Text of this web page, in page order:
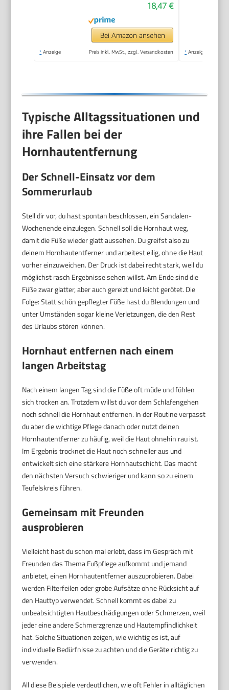
Fußpflege Pediküre
Set ohne Schleifen
mit Sofort-Effekt.
18,47 €
Bei Amazon ansehen
* Anzeige Preis inkl. MwSt., zzgl. Versandkosten * Anzeige
Typische Alltagssituationen und
ihre Fallen bei der
Hornhautentfernung
Der Schnell-Einsatz vor dem
Sommerurlaub
Stell dir vor, du hast spontan beschlossen, ein Sandalen-
Wochenende einzulegen. Schnell soll die Hornhaut weg,
damit die Füße wieder glatt aussehen. Du greifst also zu
deinem Hornhautentferner und arbeitest eilig, ohne die Haut
vorher einzuweichen. Der Druck ist dabei recht stark, weil du
möglichst rasch Ergebnisse sehen willst. Am Ende sind die
Füße zwar glatter, aber auch gereizt und leicht gerötet. Die
Folge: Statt schön gepflegter Füße hast du Blendungen und
unter Umständen sogar kleine Verletzungen, die den Rest
des Urlaubs stören können.
Hornhaut entfernen nach einem
langen Arbeitstag
Nach einem langen Tag sind die Füße oft müde und fühlen
sich trocken an. Trotzdem willst du vor dem Schlafengehen
noch schnell die Hornhaut entfernen. In der Routine verpasst
du aber die wichtige Pflege danach oder nutzt deinen
Hornhautentferner zu häufig, weil die Haut ohnehin rau ist.
Im Ergebnis trocknet die Haut noch schneller aus und
entwickelt sich eine stärkere Hornhautschicht. Das macht
den nächsten Versuch schwieriger und kann so zu einem
Teufelskreis führen.
Gemeinsam mit Freunden
ausprobieren
Vielleicht hast du schon mal erlebt, dass im Gespräch mit
Freunden das Thema Fußpflege aufkommt und jemand
anbietet, einen Hornhautentferner auszuprobieren. Dabei
werden Filterfeilen oder grobe Aufsätze ohne Rücksicht auf
den Hauttyp verwendet. Schnell kommt es dabei zu
unbeabsichtigten Hautbeschädigungen oder Schmerzen, weil
jeder eine andere Schmerzgrenze und Hautempfindlichkeit
hat. Solche Situationen zeigen, wie wichtig es ist, auf
individuelle Bedürfnisse zu achten und die Geräte richtig zu
verwenden.
All diese Beispiele verdeutlichen, wie oft Fehler in alltäglichen